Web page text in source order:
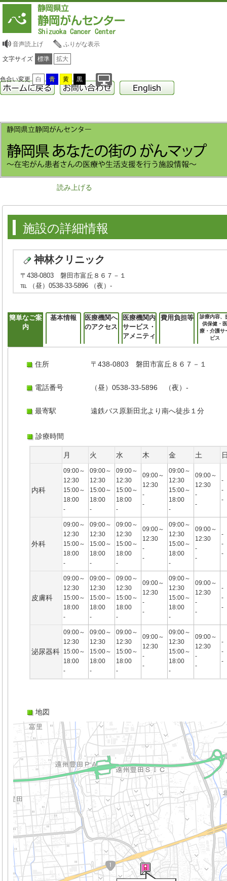
音声読上げ ふりがな表示
文字サイズ 標準 拡大
色合い変更 白 青 黄 黒
読み上げる
施設の詳細情報
神林クリニック
〒438-0803 磐田市富丘８６７－１
℡ （昼）0538-33-5896 （夜）-
簡単なご案
内
基本情報
医療機関へ
のアクセス
医療機関内
サービス・
アメニティ
費用負担等
診療内容、
供保健・
療・介護サ
ビス
住所 〒438-0803 磐田市富丘８６７－１
電話番号 （昼）0538-33-5896 （夜）-
最寄駅 遠鉄バス原新田北より南へ徒歩１分
診療時間
月 火 水 木 金 土
内科
09:00～
12:30
15:00～
18:00
-
09:00～
12:30
15:00～
18:00
-
09:00～
12:30
15:00～
18:00
-
09:00～
12:30
-
-
09:00～
12:30
15:00～
18:00
-
09:00～
12:30
-
-
-
-
-
外科
09:00～
12:30
15:00～
18:00
-
09:00～
12:30
15:00～
18:00
-
09:00～
12:30
15:00～
18:00
-
09:00～
12:30
-
-
09:00～
12:30
15:00～
18:00
-
09:00～
12:30
-
-
-
-
-
皮膚科
09:00～
12:30
15:00～
18:00
-
09:00～
12:30
15:00～
18:00
-
09:00～
12:30
15:00～
18:00
-
09:00～
12:30
-
-
09:00～
12:30
15:00～
18:00
-
09:00～
12:30
-
-
-
-
-
泌尿器科
09:00～
12:30
15:00～
18:00
-
09:00～
12:30
15:00～
18:00
-
09:00～
12:30
15:00～
18:00
-
09:00～
12:30
-
-
09:00～
12:30
15:00～
18:00
-
09:00～
12:30
-
-
-
-
-
地図